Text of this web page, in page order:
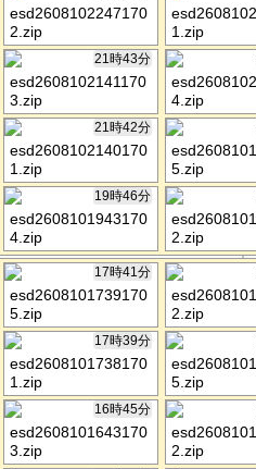
esd2608102247170
2.zip
1.zip
21時43分
esd2608102141170
3.zip
4.zip
21時42分
esd2608102140170
1.zip
5.zip
19時46分
esd2608101943170
4.zip
2.zip
17時41分
esd2608101739170
5.zip
2.zip
17時39分
esd2608101738170
1.zip
5.zip
16時45分
esd2608101643170
3.zip
2.zip